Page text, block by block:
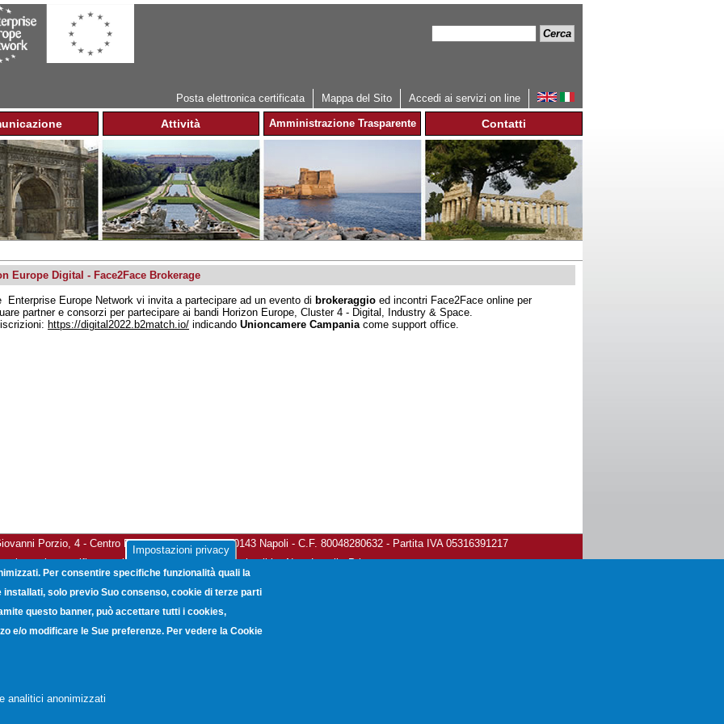
Accedi ai servizi on line
Mappa del Sito
Posta elettronica certificata
Attività Amministrazione Trasparente Contatti
Europe Digital - Face2Face Brokerage
Enterprise Europe Network vi invita a partecipare ad un evento di brokeraggio ed incontri Face2Face online per
partner e consorzi per partecipare ai bandi Horizon Europe, Cluster 4 - Digital, Industry & Space.
https://digital2022.b2match.io/ indicando Unioncamere Campania come support office.
Porzio, 4 - Centro Direzionale Isola G8 - 80143 Napoli - C.F. 80048280632 - Partita IVA 05316391217
elettronica certificata:unioncamerecampania@legalmail.it-Note Legali-Privacy
Impostazioni privacy
Per consentire specifiche funzionalità quali la
solo previo Suo consenso, cookie di terze parti
questo banner, può accettare tutti i cookies,
e/o modificare le Sue preferenze. Per vedere la Cookie
analitici anonimizzati